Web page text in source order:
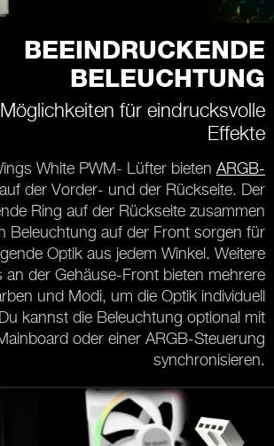
BEEINDRUCKENDE
BELEUCHTUNG
für eindrucksvolle
Effekte
White PWM- Lüfter bieten ARGB-
auf der Vorder- und der Rückseite. Der
Ring auf der Rückseite zusammen
Beleuchtung auf der Front sorgen für
Optik aus jedem Winkel. Weitere
an der Gehäuse-Front bieten mehrere
und Modi, um die Optik individuell
kannst die Beleuchtung optional mit
oder einer ARGB-Steuerung
synchronisieren.